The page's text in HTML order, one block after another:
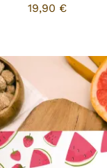
19,90 €